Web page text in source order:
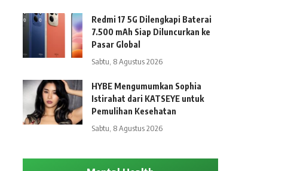
Redmi 17 5G Dilengkapi Baterai
7.500 mAh Siap Diluncurkan ke
Pasar Global
Sabtu, 8 Agustus 2026
HYBE Mengumumkan Sophia
Istirahat dari KATSEYE untuk
Pemulihan Kesehatan
Sabtu, 8 Agustus 2026